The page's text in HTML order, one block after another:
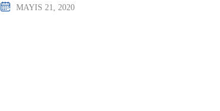
MAYIS 21, 2020